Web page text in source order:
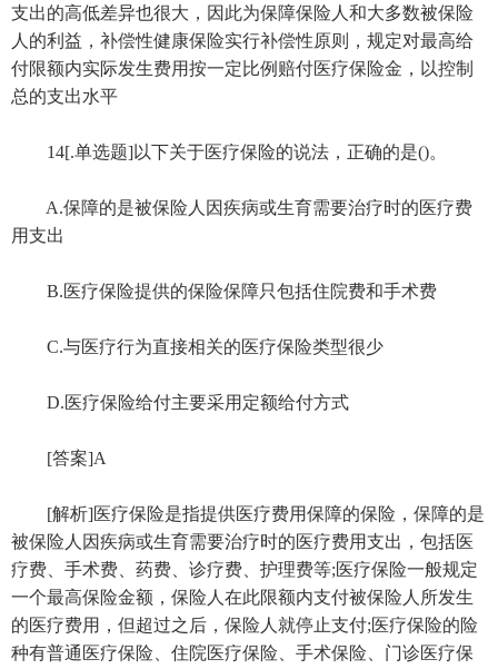
支出的高低差异也很大，因此为保障保险人和大多数被保险
人的利益，补偿性健康保险实行补偿性原则，规定对最高给
付限额内实际发生费用按一定比例赔付医疗保险金，以控制
总的支出水平
14[.单选题]以下关于医疗保险的说法，正确的是()。
A.保障的是被保险人因疾病或生育需要治疗时的医疗费
用支出
B.医疗保险提供的保险保障只包括住院费和手术费
C.与医疗行为直接相关的医疗保险类型很少
D.医疗保险给付主要采用定额给付方式
[答案]A
[解析]医疗保险是指提供医疗费用保障的保险，保障的是
被保险人因疾病或生育需要治疗时的医疗费用支出，包括医
疗费、手术费、药费、诊疗费、护理费等;医疗保险一般规定
一个最高保险金额，保险人在此限额内支付被保险人所发生
的医疗费用，但超过之后，保险人就停止支付;医疗保险的险
种有普通医疗保险、住院医疗保险、手术保险、门诊医疗保